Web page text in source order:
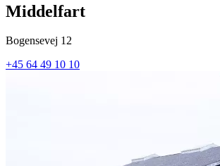
Middelfart
Bogensevej 12
+45 64 49 10 10